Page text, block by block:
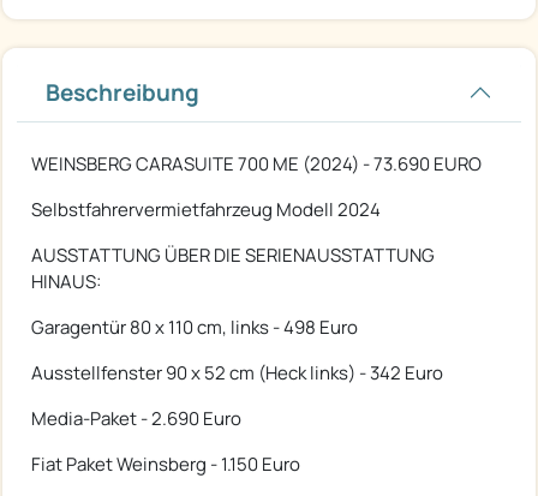
Beschreibung
WEINSBERG CARASUITE 700 ME (2024) - 73.690 EURO
Selbstfahrervermietfahrzeug Modell 2024
AUSSTATTUNG ÜBER DIE SERIENAUSSTATTUNG
HINAUS:
Garagentür 80 x 110 cm, links - 498 Euro
Ausstellfenster 90 x 52 cm (Heck links) - 342 Euro
Media-Paket - 2.690 Euro
Fiat Paket Weinsberg - 1.150 Euro